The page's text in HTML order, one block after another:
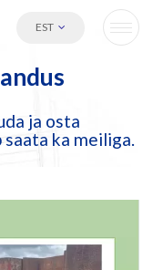
EST
ja osta
ka meiliga.